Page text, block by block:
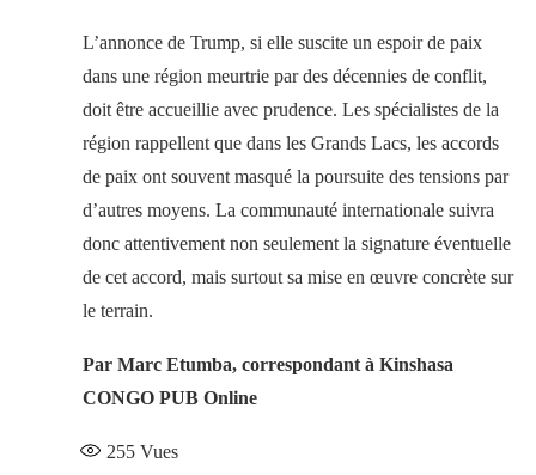
L’annonce de Trump, si elle suscite un espoir de paix
dans une région meurtrie par des décennies de conflit,
doit être accueillie avec prudence. Les spécialistes de la
région rappellent que dans les Grands Lacs, les accords
de paix ont souvent masqué la poursuite des tensions par
d’autres moyens. La communauté internationale suivra
donc attentivement non seulement la signature éventuelle
de cet accord, mais surtout sa mise en œuvre concrète sur
le terrain.
Par Marc Etumba, correspondant à Kinshasa
CONGO PUB Online
255 Vues